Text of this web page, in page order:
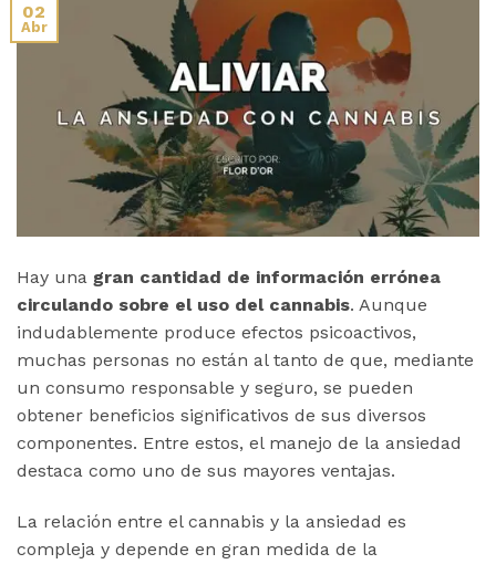
02
Abr
Hay una gran cantidad de información errónea
circulando sobre el uso del cannabis. Aunque
indudablemente produce efectos psicoactivos,
muchas personas no están al tanto de que, mediante
un consumo responsable y seguro, se pueden
obtener beneficios significativos de sus diversos
componentes. Entre estos, el manejo de la ansiedad
destaca como uno de sus mayores ventajas.
La relación entre el cannabis y la ansiedad es
compleja y depende en gran medida de la